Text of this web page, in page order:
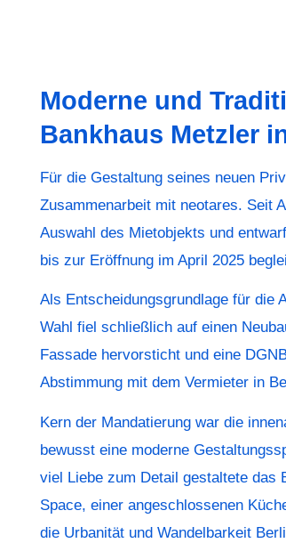
Moderne und
Bankhaus Metzler
Für die Gestaltung seines neuen
Zusammenarbeit mit neotares. Seit
Auswahl des Mietobjekts und
bis zur Eröffnung im April 2025
Als Entscheidungsgrundlage für die
Wahl fiel schließlich auf einen
Fassade hervorsticht und eine
Abstimmung mit dem Vermieter in
Kern der Mandatierung war die
bewusst eine moderne
viel Liebe zum Detail gestaltete das
Space, einer angeschlossenen
die Urbanität und Wandelbarkeit